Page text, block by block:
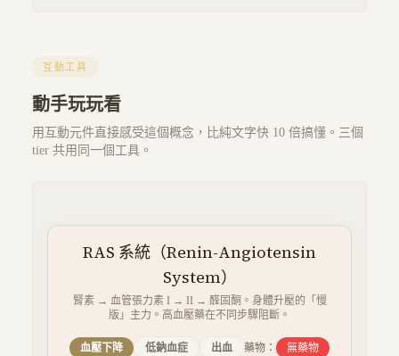
互動工具
動手玩玩看
用互動元件直接感受這個概念，比純文字快 10 倍搞懂。三個
tier 共用同一個工具。
RAS 系統（Renin-Angiotensin
System）
腎素 → 血管張力素 I → II → 醛固酮。身體升壓的「慢
版」主力。高血壓藥在不同步驟阻斷。
血壓下降 低鈉血症 出血 藥物：
無藥物